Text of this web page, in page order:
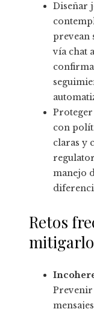
Diseñar
prevean
vía chat
Proteger
con
claras y
manejo
Retos
Prevenir